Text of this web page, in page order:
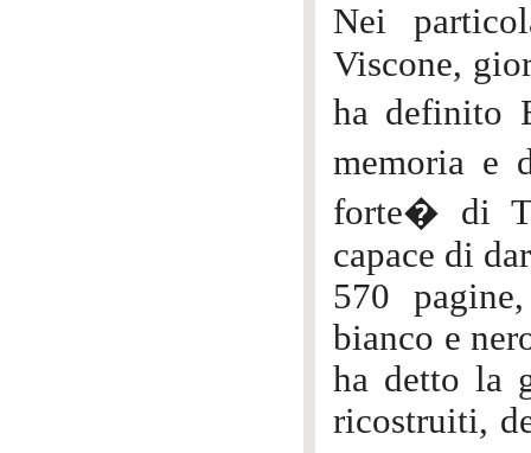
Nei
Viscone,
ha definito
memoria e
forte� di
capace di
570
bianco e
ha detto la
ricostruiti,